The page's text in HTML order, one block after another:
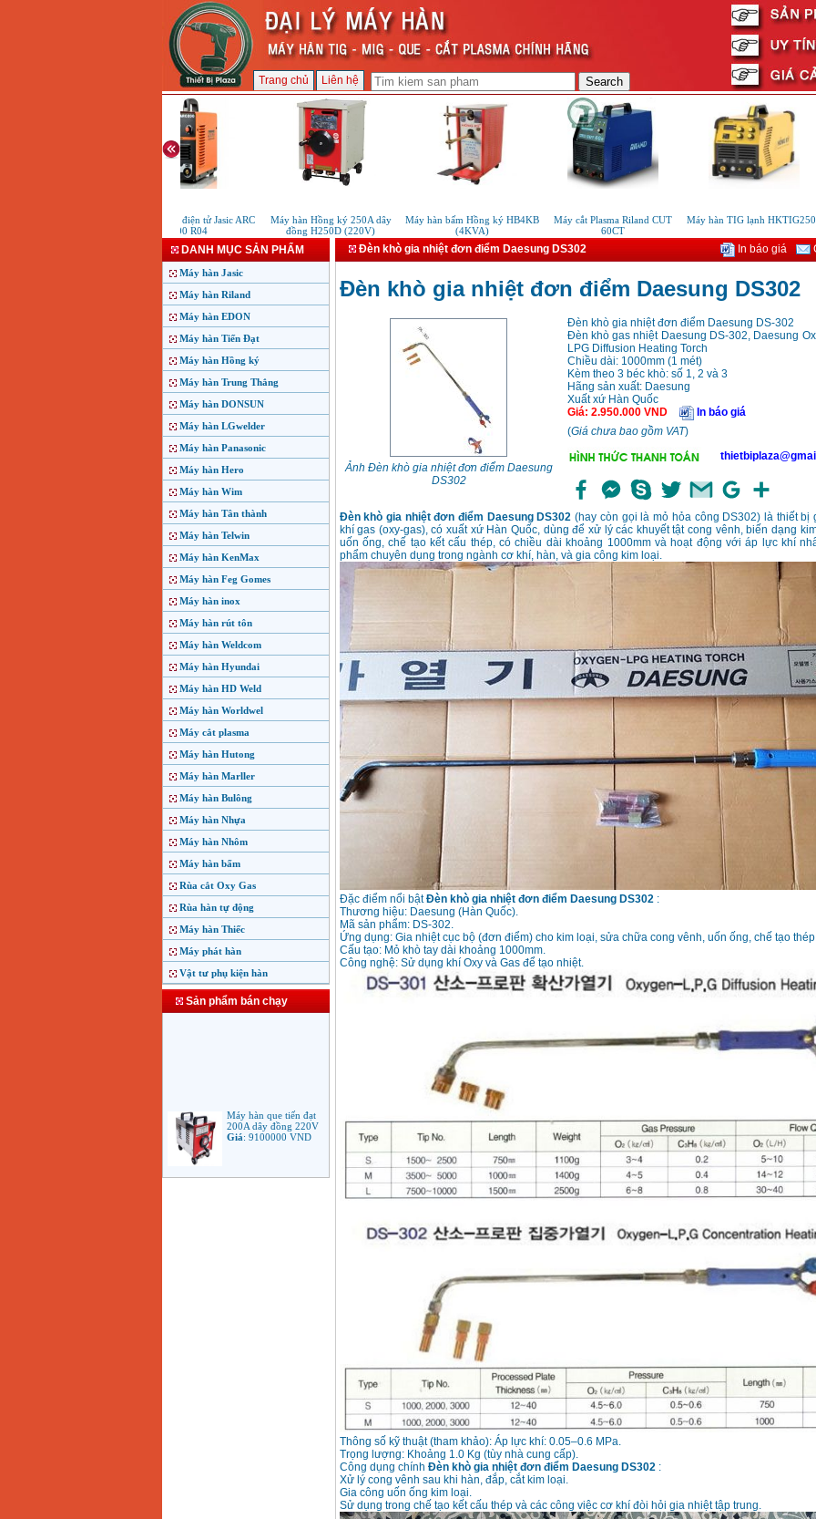
Trang chủ Liên hệ
Máy hàn que điện tử Jasic ARC
200 R04
Máy hàn Hồng ký 250A dây
đồng H250D (220V)
Máy hàn bấm Hồng ký HB4KB
(4KVA)
Máy cắt Plasma Riland CUT
60CT
Máy hàn TIG lạnh HKTIG250C
DANH MỤC SẢN PHẨM
Máy hàn Jasic
Máy hàn Riland
Máy hàn EDON
Máy hàn Tiến Đạt
Máy hàn Hồng ký
Máy hàn Trung Thắng
Máy hàn DONSUN
Máy hàn LGwelder
Máy hàn Panasonic
Máy hàn Hero
Máy hàn Wim
Máy hàn Tân thành
Máy hàn Telwin
Máy hàn KenMax
Máy hàn Feg Gomes
Máy hàn inox
Máy hàn rút tôn
Máy hàn Weldcom
Máy hàn Hyundai
Máy hàn HD Weld
Máy hàn Worldwel
Máy cắt plasma
Máy hàn Hutong
Máy hàn Marller
Máy hàn Bulông
Máy hàn Nhựa
Máy hàn Nhôm
Máy hàn bấm
Rùa cắt Oxy Gas
Rùa hàn tự động
Máy hàn Thiếc
Máy phát hàn
Vật tư phụ kiện hàn
Sản phẩm bán chạy
200A dây đồng 220V
Giá:9100000VND
Máy hàn que điện tử
Đèn khò gia nhiệt đơn điểm Daesung DS302 In báo giá
Đèn khò gia nhiệt đơn điểm Daesung DS302
Ảnh Đèn khò gia nhiệt đơn điểm Daesung
DS302
Đèn khò gia nhiệt đơn điểm Daesung DS-302
Đèn khò gas nhiệt Daesung DS-302, Daesung
LPG Diffusion Heating Torch
Chiều dài: 1000mm (1 mét)
Kèm theo 3 béc khò: số 1, 2 và 3
Hãng sản xuất: Daesung
Xuất xứ Hàn Quốc
Giá: 2.950.000VND
In báo giá
(Giá chưa bao gồm VAT)
Đèn khò gia nhiệt đơn điểm Daesung DS302 (hay còn gọi là mỏ hỏa công DS302) là thiết bị
khí gas (oxy-gas), có xuất xứ Hàn Quốc, dùng để xử lý các khuyết tật cong vênh, biến dạng
uốn ống, chế tạo kết cấu thép, có chiều dài khoảng 1000mm và hoạt động với áp lực khí
phẩm chuyên dụng trong ngành cơ khí, hàn, và gia công kim loại.
Đặc điểm nổi bậtĐèn khò gia nhiệt đơn điểm Daesung DS302:
Thương hiệu: Daesung (Hàn Quốc).
Mã sản phẩm: DS-302.
Ứng dụng: Gia nhiệt cục bộ (đơn điểm) cho kim loại, sửa chữa cong vênh, uốn ống, chế tạo
Cấu tạo: Mỏ khò tay dài khoảng 1000mm.
Công nghệ: Sử dụng khí Oxy và Gas để tạo nhiệt.
Thông số kỹ thuật (tham khảo): Áp lực khí: 0.05–0.6 MPa.
Trọng lượng: Khoảng 1.0 Kg (tùy nhà cung cấp).
Công dụng chính Đèn khò gia nhiệt đơn điểm Daesung DS302:
Xử lý cong vênh sau khi hàn, đắp, cắt kim loại.
Gia công uốn ống kim loại.
Sử dụng trong chế tạo kết cấu thép và các công việc cơ khí đòi hỏi gia nhiệt tập trung.